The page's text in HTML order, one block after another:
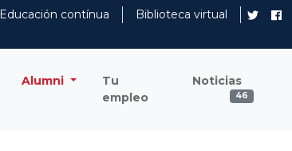
Educación contínua
Biblioteca virtual
Alumni
Tu
empleo
Noticias
46